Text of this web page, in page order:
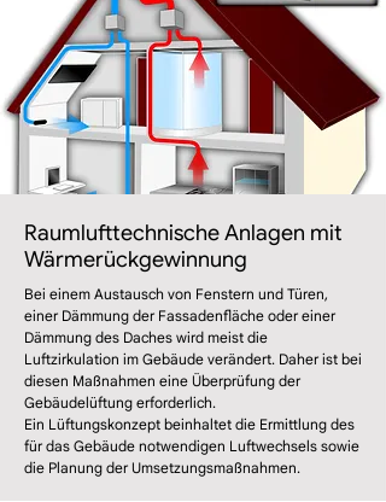
Raumlufttechnische Anlagen mit
Wärmerückgewinnung
Bei einem Austausch von Fenstern und Türen,
einer Dämmung der Fassadenfläche oder einer
Dämmung des Daches wird meist die
Luftzirkulation im Gebäude verändert. Daher ist bei
diesen Maßnahmen eine Überprüfung der
Gebäudelüftung erforderlich.
Ein Lüftungskonzept beinhaltet die Ermittlung des
für das Gebäude notwendigen Luftwechsels sowie
die Planung der Umsetzungsmaßnahmen.